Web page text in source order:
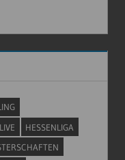
HESSENLIGA